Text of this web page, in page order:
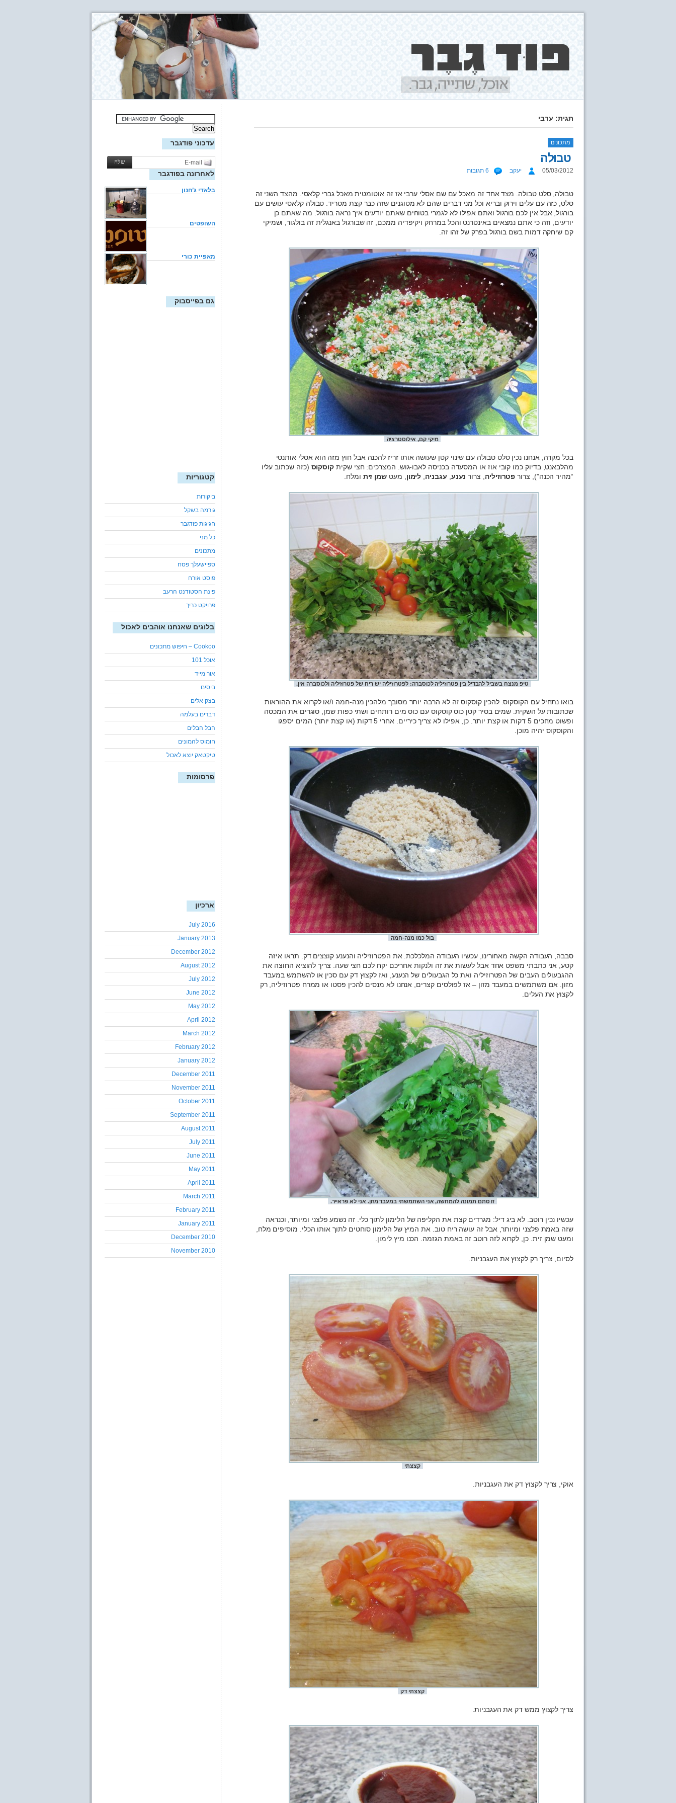
תגית: ערבי
מתכונים
טבולה
05/03/2012 יעקב 6 תגובות
טבולה, סלט טבולה. מצד אחד זה מאכל עם שם אסלי ערבי אז זה אוטומטית מאכל גברי קלאסי. מהצד השני זה
סלט, כזה עם עלים וירוק ובריא וכל מני דברים שהם לא מטוגנים שזה כבר קצת מטריד. טבולה קלאסי עושים עם
בורגול, אבל אין לכם בורגול ואתם אפילו לא לגמרי בטוחים שאתם יודעים איך נראה בורגול. מה שאתם כן
יודעים, וזה כי אתם נמצאים באינטרנט והכל במרחק ויקיפדיה ממכם, זה שבורגול באנגלית זה בולגור, ושמיקי
קם שיחקה דמות בשם בורגול בפרק של זהו זה.
מיקי קם, אילוסטרציה
בכל מקרה, אנחנו נכין סלט טבולה עם שינוי קטן שעושה אותו זריז להכנה אבל חוץ מזה הוא אסלי אותנטי
מהלבאנט, בדיוק כמו קובי אוז או המסעדה בכניסה לאבו-גוש. המצרכים: חצי שקית קוסקוס (כזה שכתוב עליו
“מהיר הכנה”), צרור פטרוזיליה , צרור נענע עגבניה לימון , מעט שמן זית ומלח.
טיפ מנצח בשביל להבדיל בין פטרוזיליה לכוסברה: לפטרוזיליה יש ריח של פטרוזיליה ולכוסברה אין.
בואו נתחיל עם הקוסקוס. להכין קוסקוס זה לא הרבה יותר מסובך מלהכין מנה-חמה ו/או לקרוא את ההוראות
שכתובות על השקית. שמים בסיר קטן כוס קוסקוס עם כוס מים רותחים ושתי כפות שמן, סוגרים את המכסה
ופשוט מחכים 5 דקות או קצת יותר. כן, אפילו לא צריך כיריים. אחרי 5 דקות (או קצת יותר) המים יספגו
והקוסקוס יהיה מוכן.
בול כמו מנה-חמה
סבבה, העבודה הקשה מאחורינו, עכשיו העבודה המלכלכת. את הפטרוזיליה והנענע קוצצים דק. תראו איזה
קטע, אני כתבתי משפט אחד אבל לעשות את זה ולנקות אחריכם יקח לכם חצי שעה. צריך להוציא החוצה את
ההגבעולים העבים של הפטרוזיליה ואת כל הגבעולים של הנענע, ואז לקצוץ דק עם סכין או להשתמש במעבד
מזון. אם משתמשים במעבד מזון – אז לפולסים קצרים, אנחנו לא מנסים להכין פסטו או ממרח פטרוזיליה, רק
לקצוץ את העלים.
זו סתם תמונה להמחשה, אני השתמשתי במעבד מזון. אני לא פראייר.
עכשיו נכין רוטב. לא ביג דיל: מגרדים קצת את הקליפה של הלימון לתוך כלי. זה נשמע פלצני ומיותר, וכנראה
שזה באמת פלצני ומיותר, אבל זה עושה ריח טוב. את המיץ של הלימון סוחטים לתוך אותו הכלי. מוסיפים מלח,
ומעט שמן זית. כן, לקרוא לזה רוטב זה באמת הגזמה. הכנו מיץ לימון.
לסיום, צריך רק לקצוץ את העגבניות.
קצצתי
אוקי, צריך לקצוץ דק את העגבניות.
קצצתי דק
צריך לקצוץ ממש דק את העגבניות.
עדכוני פודגבר
לאחרונה בפודגבר
בלאדי ג’חנון
השופטים
מאפיית כורי
גם בפייסבוק
קטגוריות
ביקורות
גורמה בשקל
חגיגות פודגבר
כל מני
מתכונים
ספיישעלך פסח
פוסט אורח
פינת הסטודנט הרעב
פרויקט כריך
בלוגים שאנחנו אוהבים לאכול
Cookoo – חיפוש מתכונים
אוכל 101
אור מייד
ביסים
בצק אלים
דברים בעלמה
הבל הבלים
חומוס להמונים
טיקטאק יוצא לאכול
פרסומות
ארכיון
July 2016
January 2013
December 2012
August 2012
July 2012
June 2012
May 2012
April 2012
March 2012
February 2012
January 2012
December 2011
November 2011
October 2011
September 2011
August 2011
July 2011
June 2011
May 2011
April 2011
March 2011
February 2011
January 2011
December 2010
November 2010